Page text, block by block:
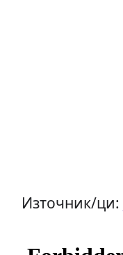
Източник/ци: